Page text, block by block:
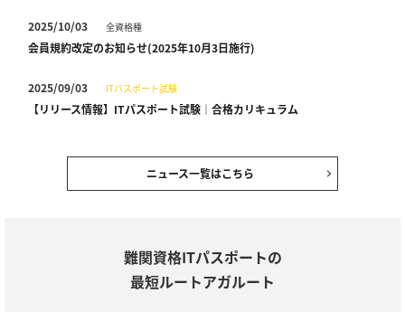
2025/10/03 全資格種
会員規約改定のお知らせ(2025年10月3日施行)
2025/09/03 ITパスポート試験
【リリース情報】ITパスポート試験｜合格カリキュラム
【ご案内】年末年始の営業について
ITパスポート試験
ニュース一覧はこちら
難関資格ITパスポートの
最短ルートアガルート